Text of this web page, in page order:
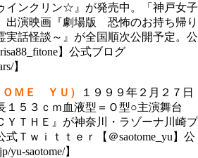
インクリン☆』が発売中。「神戸女子
出演映画『劇場版 恐怖のお持ち帰り
実話怪談～』が全国順次公開予定。公
】公式ブログ
】
ＭＥ ＹＵ）
１９９９年２月２７日
５３ｃｍ血液型＝Ｏ型○主演舞台
ＴＨＥ』が神奈川・ラゾーナ川崎プ
Ｔｗｉｔｔｅｒ【＠saotome_yu】公
yu-saotome/】